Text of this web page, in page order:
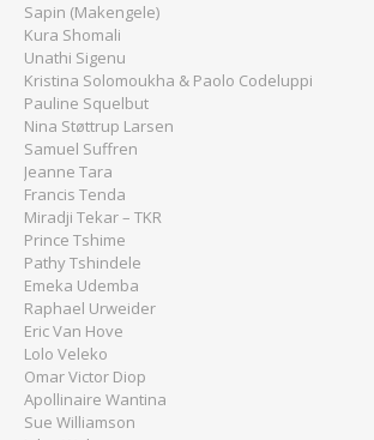
Sapin (Makengele)
Kura Shomali
Unathi Sigenu
Kristina Solomoukha & Paolo Codeluppi
Pauline Squelbut
Nina Støttrup Larsen
Samuel Suffren
Jeanne Tara
Francis Tenda
Miradji Tekar – TKR
Prince Tshime
Pathy Tshindele
Emeka Udemba
Raphael Urweider
Eric Van Hove
Lolo Veleko
Omar Victor Diop
Apollinaire Wantina
Sue Williamson